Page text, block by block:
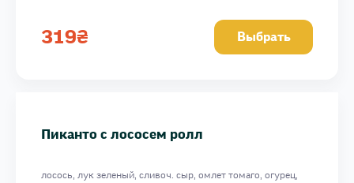
319₴ Выбрать
Пиканто с лососем ролл
лосось, лук зеленый, сливоч. сыр, омлет томаго, огурец,